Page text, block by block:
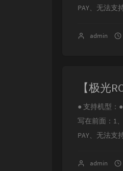
PAY、无法支
admin
● 支持机型：
写在前面：1
PAY、无法支
admin